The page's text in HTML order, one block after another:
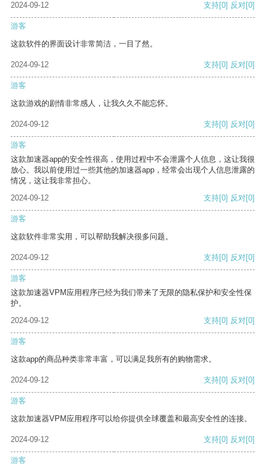
2024-09-12 支持[0] 反对[0]
游客
这款软件的界面设计非常简洁，一目了然。
2024-09-12 支持[0] 反对[0]
游客
这款游戏的剧情非常感人，让我久久不能忘怀。
2024-09-12 支持[0] 反对[0]
游客
这款加速器app的安全性很高，使用过程中不会泄露个人信息，这让我很
放心。我以前使用过一些其他的加速器app，经常会出现个人信息泄露的
情况，这让我非常担心。
2024-09-12
支持[0] 反对[0]
游客
这款软件非常实用，可以帮助我解决很多问题。
2024-09-12 支持[0] 反对[0]
游客
这款加速器VPM应用程序已经为我们带来了无限的隐私保护和安全性保
护。
2024-09-12
支持[0] 反对[0]
游客
这款app的商品种类非常丰富，可以满足我所有的购物需求。
2024-09-12 支持[0] 反对[0]
游客
这款加速器VPM应用程序可以给你提供全球覆盖和最高安全性的连接。
2024-09-12 支持[0] 反对[0]
游客